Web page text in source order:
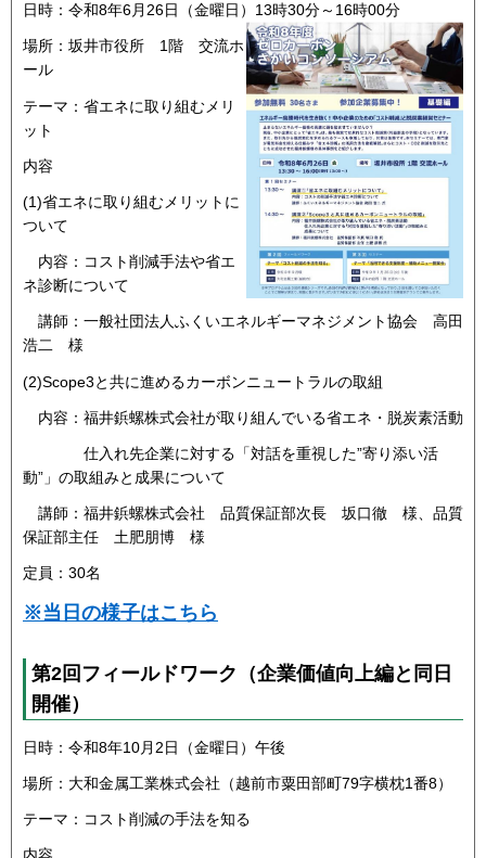
日時：令和8年6月26日（金曜日）13時30分～16時00分
場所：坂井市役所 1階 交流ホ
ール
テーマ：省エネに取り組むメリ
ット
内容
(1)省エネに取り組むメリットに
ついて
内容：コスト削減手法や省エ
ネ診断について
講師：一般社団法人ふくいエネルギーマネジメント協会 高田
浩二 様
(2)Scope3と共に進めるカーボンニュートラルの取組
内容：福井鋲螺株式会社が取り組んでいる省エネ・脱炭素活動
仕入れ先企業に対する「対話を重視した”寄り添い活
動”」の取組みと成果について
講師：福井鋲螺株式会社 品質保証部次長 坂口徹 様、品質
保証部主任 土肥朋博 様
定員：30名
※当日の様子はこちら
第2回フィールドワーク（企業価値向上編と同日
開催）
日時：令和8年10月2日（金曜日）午後
場所：大和金属工業株式会社（越前市粟田部町79字横枕1番8）
テーマ：コスト削減の手法を知る